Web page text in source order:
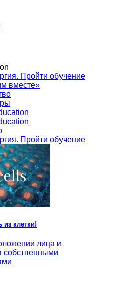
Пройти обучение
вместе»
Пройти обучение
из клетки!
лица и
собственными